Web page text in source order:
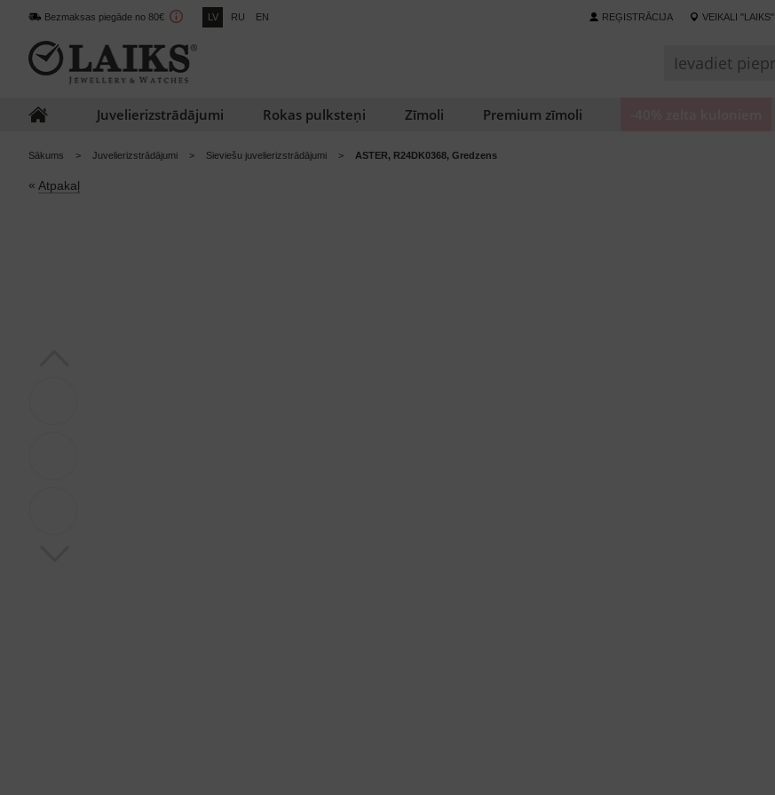
Bezmaksas piegāde no 80€ LV RU EN REĢISTRĀCIJA VEIKALI "LAIKS"
Juvelierizstrādājumi Rokas pulksteņi Zīmoli Premium zīmoli
Sākums Juvelierizstrādājumi Sieviešu juvelierizstrādājumi ASTER, R24DK0368, Gredzens
« Atpakaļ